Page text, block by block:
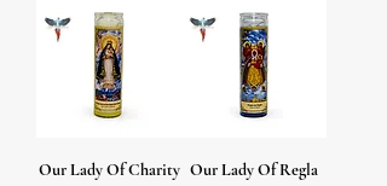
Our Lady Of Charity Our Lady Of Regla